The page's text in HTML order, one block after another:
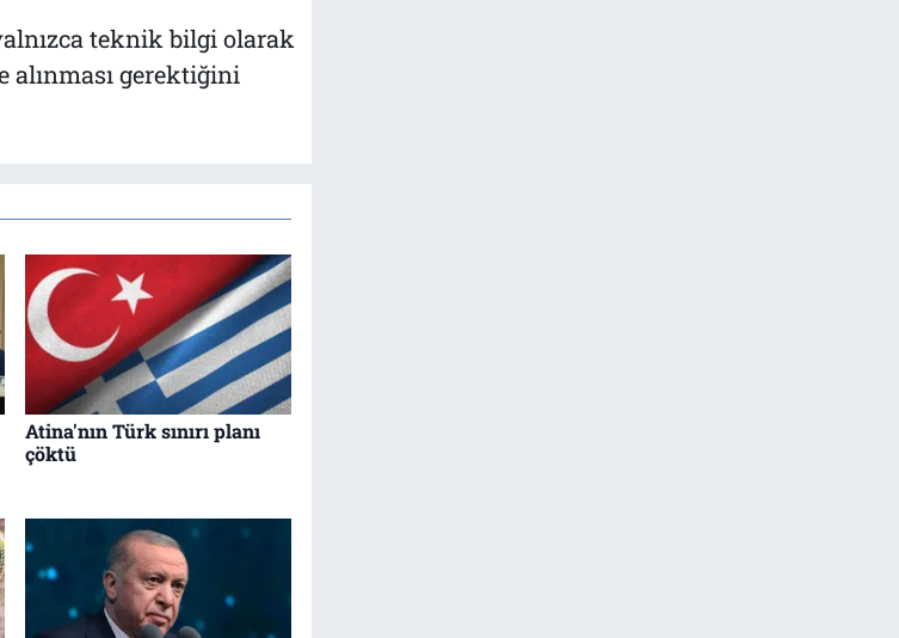
teknik bilgi olarak
alınması gerektiğini
Atina'nın Türk sınırı planı
çöktü